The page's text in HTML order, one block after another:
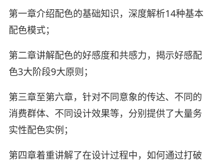
第一章介绍配色的基础知识，深度解析14种基本
配色模式；
第二章讲解配色的好感度和共感力，揭示好感配
色3大阶段9大原则；
第三章至第六章，针对不同意象的传达、不同的
消费群体、不同设计效果等，分别提供了大量务
实性配色实例；
第四章着重讲解了在设计过程中，如何通过打破